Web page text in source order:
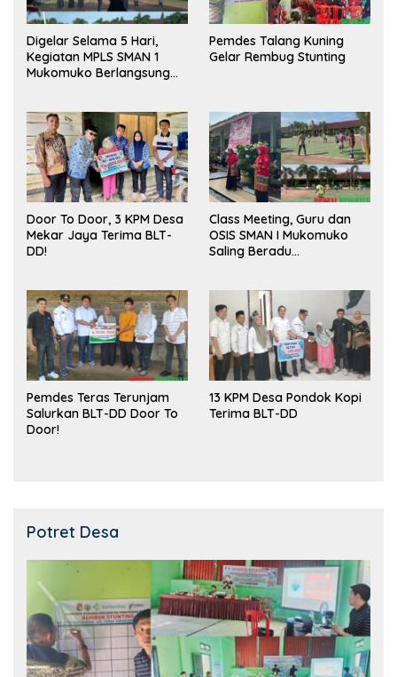
Digelar Selama 5 Hari,
Kegiatan MPLS SMAN 1
Mukomuko Berlangsung
Pemdes Talang Kuning
Gelar Rembug Stunting
Door To Door, 3 KPM Desa
Mekar Jaya Terima BLT-
DD!
Class Meeting, Guru dan
OSIS SMAN I Mukomuko
Saling Beradu
Pemdes Teras Terunjam
Salurkan BLT-DD Door To
Door!
13 KPM Desa Pondok Kopi
Terima BLT-DD
Potret Desa